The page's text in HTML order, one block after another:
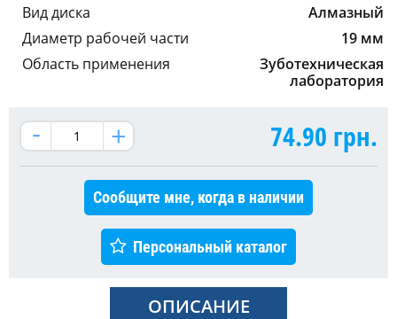
Вид диска
Алмазный
Диаметр рабочей части
19 мм
Область применения
Зуботехническая
лаборатория
74.90 грн.
Сообщите мне, когда в наличии
Персональный каталог
ОПИСАНИЕ